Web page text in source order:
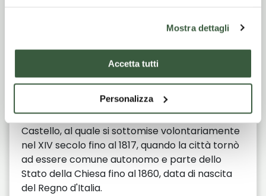
Mostra dettagli
Accetta tutti
Personalizza
Pietralunga, tuttavia, si deve al popolo umbro
testimonianze significative sul territorio, come
tracce di insediamenti urbani con relative
costruzioni (villae), di cui ancora oggi sono
visibili i resti, acquedotti e strade. La storia di
Pietralunga è intrecciata a quella di Città di
Castello, al quale si sottomise volontariamente
nel XIV secolo fino al 1817, quando la città tornò
ad essere comune autonomo e parte dello
Stato della Chiesa fino al 1860, data di nascita
del Regno d'Italia.